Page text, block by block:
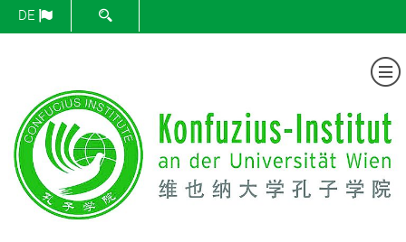
DE SUCHFORMULAR ÖFFNEN